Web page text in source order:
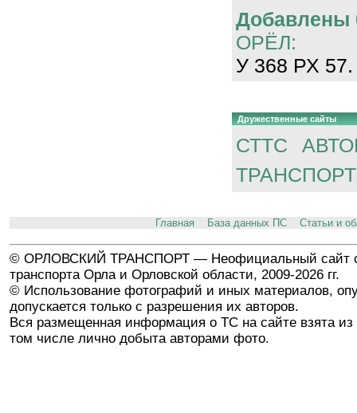
Добавлены
ОРЁЛ:
У 368 РХ 57.
Дружественные сайты
СТТС
ТРАНСПОРТ
Главная База данных ПС Статьи и
© ОРЛОВСКИЙ ТРАНСПОРТ — Неофициальный сайт
транспорта Орла и Орловской области, 2009-2026 гг.
© Использование фотографий и иных материалов,
допускается только с разрешения их авторов.
Вся размещенная информация о ТС на сайте взята из
том числе лично добыта авторами фото.